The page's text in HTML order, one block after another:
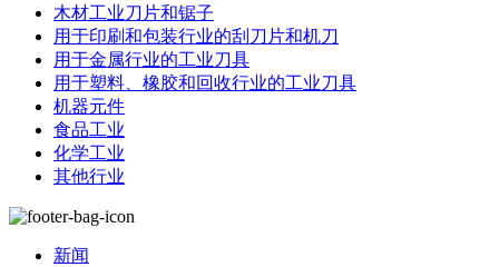
木材工业刀片和锯子
用于印刷和包装行业的刮刀片和机刀
用于金属行业的工业刀具
用于塑料、橡胶和回收行业的工业刀具
机器元件
食品工业
化学工业
其他行业
新闻